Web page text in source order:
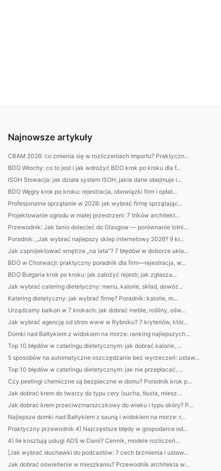
Najnowsze artykuły
CBAM 2026: co zmienia się w rozliczeniach importu? Praktyczn...
BDO Włochy: co to jest i jak wdrożyć BDO krok po kroku dla f...
ISOH Słowacja: jak działa system ISOH, jakie dane obejmuje i...
BDO Węgry krok po kroku: rejestracja, obowiązki firm i opłat...
Profesjonalne sprzątanie w 2026: jak wybrać firmę sprzątając...
Projektowanie ogrodu w małej przestrzeni: 7 trików architekt...
Przewodnik: Jak tanio dolecieć do Glasgow — porównanie lotni...
Poradnik: „Jak wybrać najlepszy sklep internetowy 2026? 9 kr...
Jak zaprojektować wnętrze „na lata”? 7 błędów w doborze ukła...
BDO w Chorwacji: praktyczny poradnik dla firm—rejestracja, w...
BDO Bułgaria krok po kroku: jak założyć rejestr, jak zgłasza...
Jak wybrać catering dietetyczny: menu, kalorie, skład, dowóz...
Katering dietetyczny: jak wybrać firmę? Poradnik: kalorie, m...
Urządzamy balkon w 7 krokach: jak dobrać meble, rośliny, ośw...
Jak wybrać agencję od stron www w Rybniku? 7 kryteriów, któr...
Domki nad Bałtykiem z widokiem na morze: ranking najlepszych...
Top 10 błędów w cateringu dietetycznym: jak dobrać kalorie, ...
5 sposobów na automatyczne oszczędzanie bez wyrzeczeń: ustaw...
Top 10 błędów w cateringu dietetycznym: jak nie przepłacać, ...
Czy peelingi chemiczne są bezpieczne w domu? Poradnik krok p...
Jak dobrać krem do twarzy do typu cery (sucha, tłusta, miesz...
Jak dobrać krem przeciwzmarszczkowy do wieku i typu skóry? P...
Najlepsze domki nad Bałtykiem z sauną i widokiem na morze: r...
Praktyczny przewodnik 4) Najczęstsze błędy w gospodarce od...
4) Ile kosztują usługi ADS w Danii? Cennik, modele rozliczeń...
|Jak wybrać słuchawki do podcastów: 7 cech brzmienia i ustaw...
Jak dobrać oświetlenie w mieszkaniu? Przewodnik architekta w...